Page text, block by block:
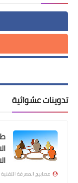
تدوينات عشوائية
مصابيح المعرفة التقنية